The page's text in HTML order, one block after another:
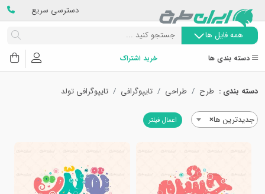
دسترسی سریع
همه فایل ها
دسته بندی ها خرید اشتراک
دسته بندی : طرح طراحی تایپوگرافی تایپوگرافی تولد
×جدیدترین ها اعمال فیلتر